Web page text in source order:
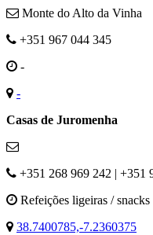
Monte do Alto da Vinha
+351 967 044 345
-
-
Casas de Juromenha
+351 268 969 242 | +351
Refeições ligeiras /
38.7400785,-7.2360375